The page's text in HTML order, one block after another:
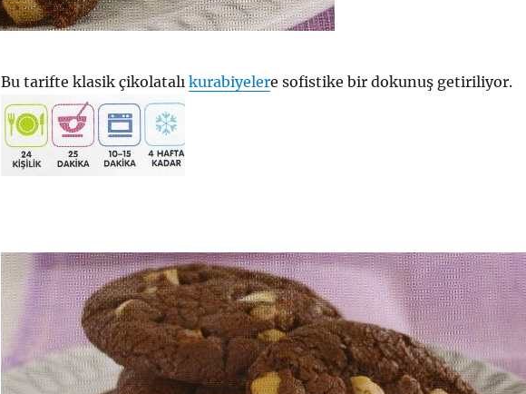
Bu tarifte klasik çikolatalı kurabiyelere sofistike bir dokunuş getiriliyor.